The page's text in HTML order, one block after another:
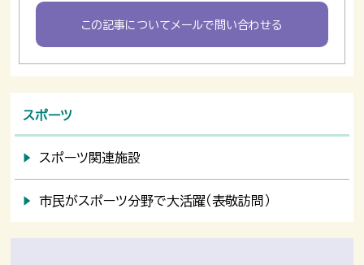
この記事についてメールで問い合わせる
スポーツ
スポーツ関連施設
市民がスポーツ分野で大活躍（表敬訪問）